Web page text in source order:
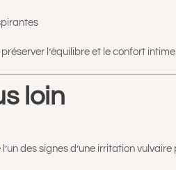
l’équilibre et le confort
loin
des signes d’une irritation